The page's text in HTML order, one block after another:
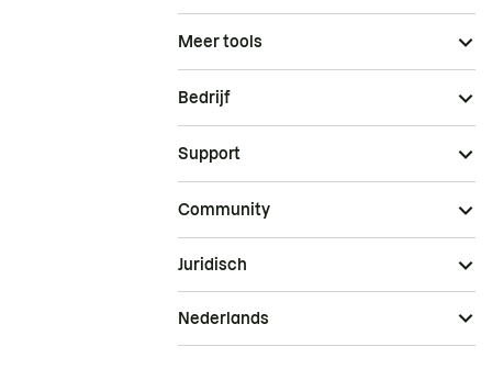
Meer tools
Bedrijf
Support
Community
Juridisch
Nederlands